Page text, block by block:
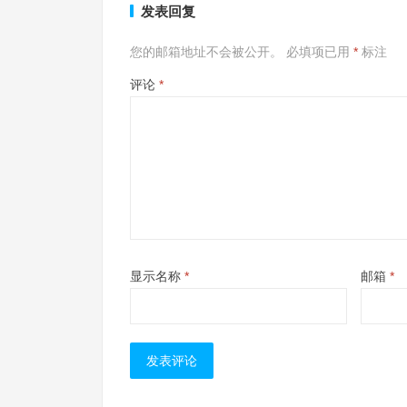
发表回复
您的邮箱地址不会被公开。 必填项已用 * 标注
评论 *
显示名称 * 邮箱 *